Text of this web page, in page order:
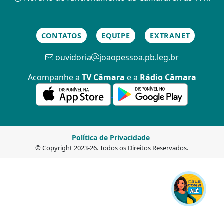
CONTATOS EQUIPE EXTRANET
ouvidoria
joaopessoa.pb.leg.br
Acompanhe a TV Câmara e a Rádio Câmara
© Copyright 2023-26. Todos os Direitos Reservados.
Política de Privacidade